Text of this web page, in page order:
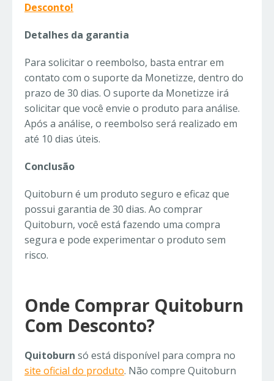
Desconto!
Detalhes da garantia
Para solicitar o reembolso, basta entrar em
contato com o suporte da Monetizze, dentro do
prazo de 30 dias. O suporte da Monetizze irá
solicitar que você envie o produto para análise.
Após a análise, o reembolso será realizado em
até 10 dias úteis.
Conclusão
Quitoburn é um produto seguro e eficaz que
possui garantia de 30 dias. Ao comprar
Quitoburn, você está fazendo uma compra
segura e pode experimentar o produto sem
risco.
Onde Comprar Quitoburn
Com Desconto?
Quitoburn só está disponível para compra no
site oficial do produto. Não compre Quitoburn